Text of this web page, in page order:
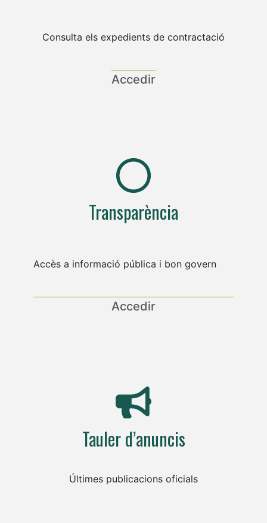
Consulta els expedients de contractació
Accedir
Transparència
Accès a informació pública i bon govern
Accedir
Tauler d’anuncis
Últimes publicacions oficials